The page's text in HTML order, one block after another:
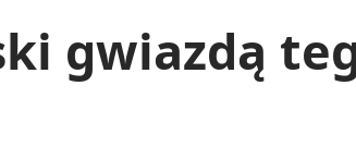
gwiazdą